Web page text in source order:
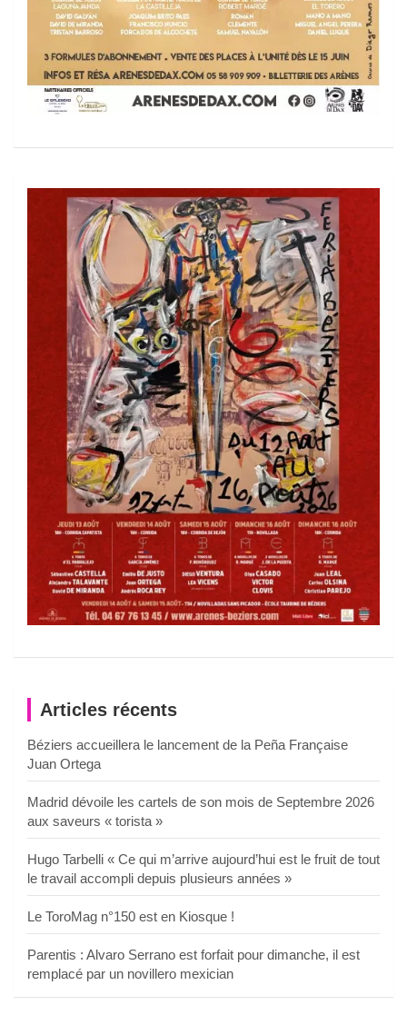
Articles récents
Béziers accueillera le lancement de la Peña Française
Juan Ortega
Madrid dévoile les cartels de son mois de Septembre 2026
aux saveurs « torista »
Hugo Tarbelli « Ce qui m’arrive aujourd’hui est le fruit de tout
le travail accompli depuis plusieurs années »
Le ToroMag n°150 est en Kiosque !
Parentis : Alvaro Serrano est forfait pour dimanche, il est
remplacé par un novillero mexician